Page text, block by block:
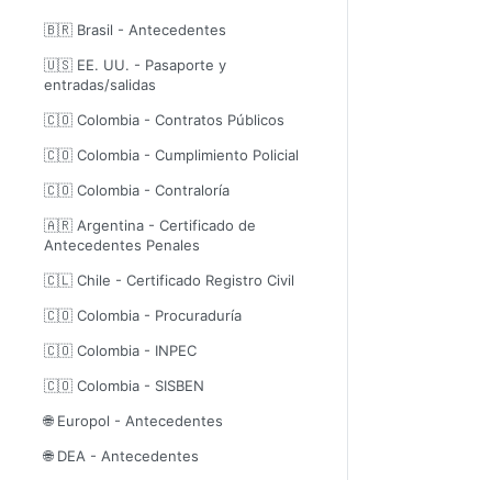
🇧🇷 Brasil - Antecedentes
🇺🇸 EE. UU. - Pasaporte y
entradas/salidas
🇨🇴 Colombia - Contratos Públicos
🇨🇴 Colombia - Cumplimiento Policial
🇨🇴 Colombia - Contraloría
🇦🇷 Argentina - Certificado de
Antecedentes Penales
🇨🇱 Chile - Certificado Registro Civil
🇨🇴 Colombia - Procuraduría
🇨🇴 Colombia - INPEC
🇨🇴 Colombia - SISBEN
🌐 Europol - Antecedentes
🌐 DEA - Antecedentes